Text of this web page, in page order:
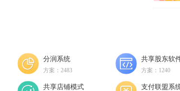
分润系统
方案：2483
共享股东软
方案：1240
共享店铺模式 支付联盟系